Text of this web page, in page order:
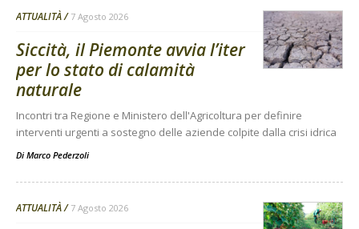
ATTUALITÀ 7 Agosto 2026
Siccità, il Piemonte avvia l’iter
per lo stato di calamità
naturale
Incontri tra Regione e Ministero dell'Agricoltura per definire
interventi urgenti a sostegno delle aziende colpite dalla crisi idrica
Di Marco Pederzoli
ATTUALITÀ 7 Agosto 2026